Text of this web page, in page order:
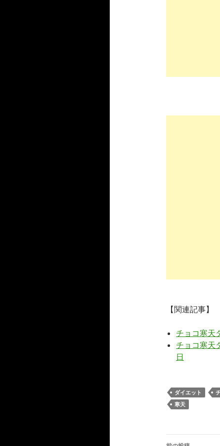
【関連記事】
チョコ寒天
チョコ寒天
日
ダイエット
寒天
投